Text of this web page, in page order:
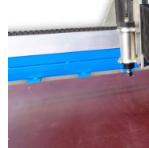
5
hvězdiček.